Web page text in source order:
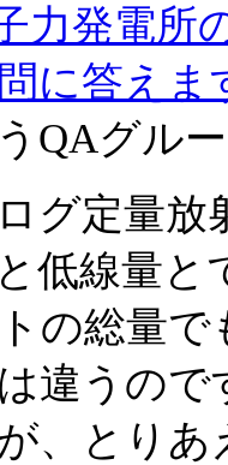
力発電所
に答えま
QAグル
グ定量放
低線量と
の総量
違うの
、とり